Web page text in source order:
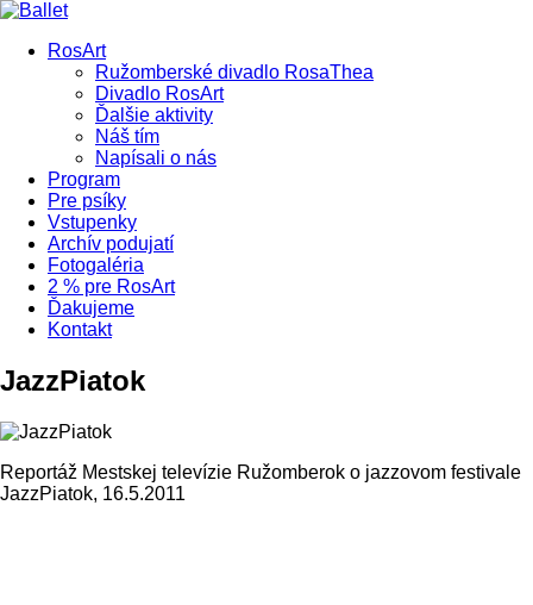
RosArt
Ružomberské divadlo RosaThea
Divadlo RosArt
Ďalšie aktivity
Náš tím
Napísali o nás
Program
Pre psíky
Vstupenky
Archív podujatí
Fotogaléria
2 % pre RosArt
Ďakujeme
Kontakt
JazzPiatok
Reportáž Mestskej televízie Ružomberok o jazzovom festivale
JazzPiatok, 16.5.2011